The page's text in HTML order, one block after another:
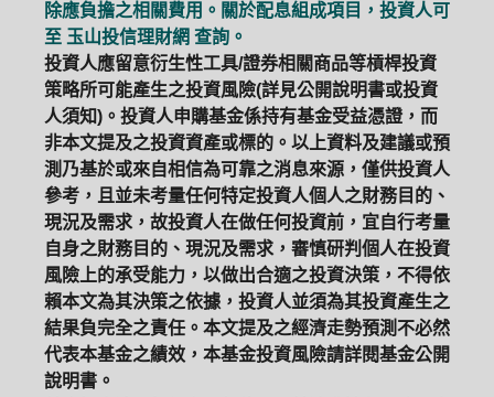
除應負擔之相關費用。關於配息組成項目，投資人可
至 玉山投信理財網 查詢。
投資人應留意衍生性工具/證券相關商品等槓桿投資
策略所可能產生之投資風險(詳見公開說明書或投資
人須知)。投資人申購基金係持有基金受益憑證，而
非本文提及之投資資產或標的。以上資料及建議或預
測乃基於或來自相信為可靠之消息來源，僅供投資人
參考，且並未考量任何特定投資人個人之財務目的、
現況及需求，故投資人在做任何投資前，宜自行考量
自身之財務目的、現況及需求，審慎研判個人在投資
風險上的承受能力，以做出合適之投資決策，不得依
賴本文為其決策之依據，投資人並須為其投資產生之
結果負完全之責任。本文提及之經濟走勢預測不必然
代表本基金之績效，本基金投資風險請詳閱基金公開
說明書。